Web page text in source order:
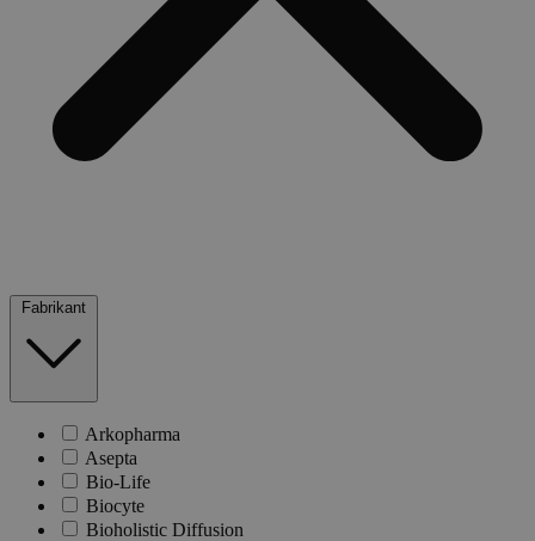
Fabrikant
Arkopharma
Asepta
Bio-Life
Biocyte
Bioholistic Diffusion